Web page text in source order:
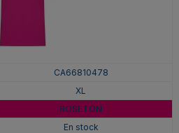
CA66810478
XL
ROSETON
En stock